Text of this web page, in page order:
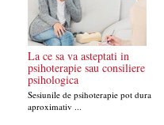
La ce sa va asteptati in
psihoterapie sau consiliere
psihologica
Sesiunile de psihoterapie pot dura
aproximativ ...